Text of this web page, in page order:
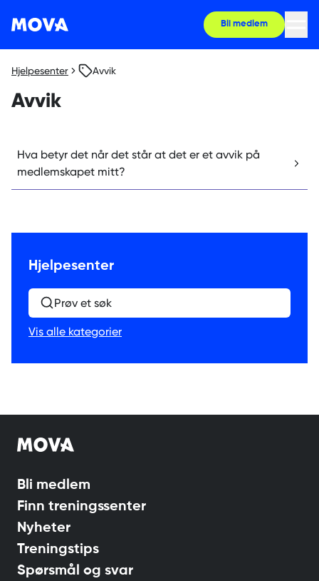
Bli medlem
Hjelpesenter Avvik
Avvik
Hva betyr det når det står at det er et avvik på
medlemskapet mitt?
Hjelpesenter
Prøv et søk
Vis alle kategorier
Bli medlem
Finn treningssenter
Nyheter
Treningstips
Spørsmål og svar